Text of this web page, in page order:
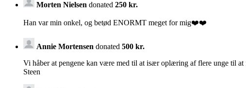
Morten Nielsen donated 250 kr.
Han var min onkel, og betød ENORMT meget for mig❤️❤️
Annie Mortensen donated 500 kr.
Vi håber at pengene kan være med til at især oplæring af flere unge til
Steen